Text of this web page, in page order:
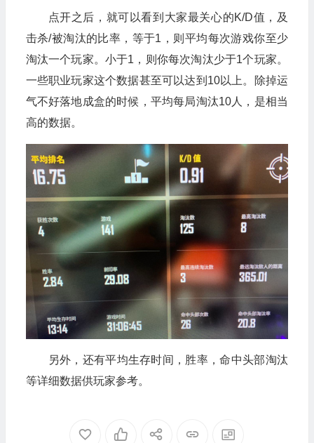
点开之后，就可以看到大家最关心的K/D值，及
击杀/被淘汰的比率，等于1，则平均每次游戏你至少
淘汰一个玩家。小于1，则你每次淘汰少于1个玩家。
一些职业玩家这个数据甚至可以达到10以上。除掉运
气不好落地成盒的时候，平均每局淘汰10人，是相当
高的数据。
另外，还有平均生存时间，胜率，命中头部淘汰
等详细数据供玩家参考。